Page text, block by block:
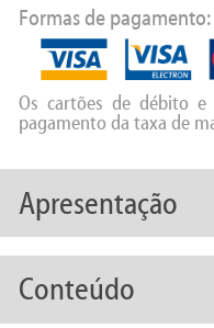
Formas de pagamento:
Os cartões de débito e
pagamento da taxa de
Apresentação
Conteúdo